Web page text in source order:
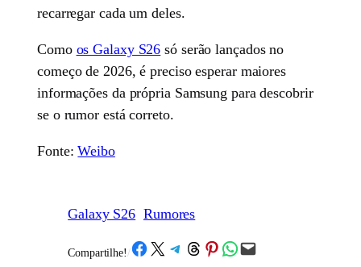
recarregar cada um deles.
Como os Galaxy S26 só serão lançados no
começo de 2026, é preciso esperar maiores
informações da própria Samsung para descobrir
se o rumor está correto.
Fonte:Weibo
Galaxy S26 Rumores
Compartilhe! /Share on Facebook
Share on X Share on Telegram
Share on Threads
Share on Pinterest
Share on WhatsApp
Email this Page